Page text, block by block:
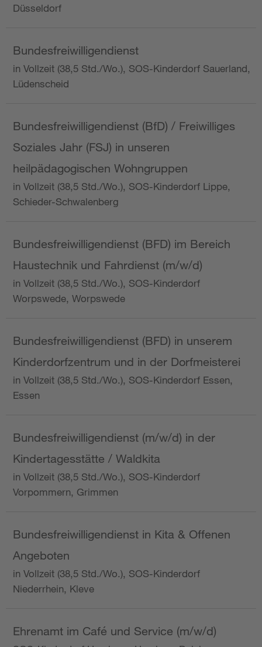
Düsseldorf
Bundesfreiwilligendienst
in Vollzeit (38,5 Std./Wo.), SOS-Kinderdorf Sauerland,
Lüdenscheid
Bundesfreiwilligendienst (BfD) / Freiwilliges
Soziales Jahr (FSJ) in unseren
heilpädagogischen Wohngruppen
in Vollzeit (38,5 Std./Wo.), SOS-Kinderdorf Lippe,
Schieder-Schwalenberg
Bundesfreiwilligendienst (BFD) im Bereich
Haustechnik und Fahrdienst (m/w/d)
in Vollzeit (38,5 Std./Wo.), SOS-Kinderdorf
Worpswede, Worpswede
Bundesfreiwilligendienst (BFD) in unserem
Kinderdorfzentrum und in der Dorfmeisterei
in Vollzeit (38,5 Std./Wo.), SOS-Kinderdorf Essen,
Essen
Bundesfreiwilligendienst (m/w/d) in der
Kindertagesstätte / Waldkita
in Vollzeit (38,5 Std./Wo.), SOS-Kinderdorf
Vorpommern, Grimmen
Bundesfreiwilligendienst in Kita & Offenen
Angeboten
in Vollzeit (38,5 Std./Wo.), SOS-Kinderdorf
Niederrhein, Kleve
Ehrenamt im Café und Service (m/w/d)